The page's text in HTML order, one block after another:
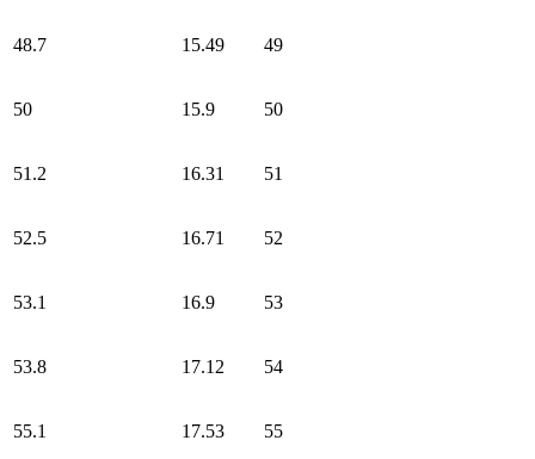
48.7 15.49 49
50 15.9 50
51.2 16.31 51
52.5 16.71 52
53.1 16.9 53
53.8 17.12 54
55.1 17.53 55